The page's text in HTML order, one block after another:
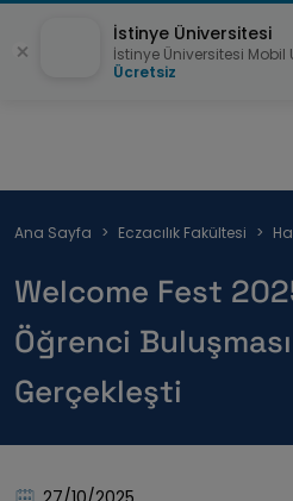
Sayfa
Ana Sayfa Eczacılık Fakültesi
Welcome Fest
Öğrenci
Gerçekleşti
İstinye Üniversitesi
İstinye Üniversitesi Mobil
Ücretsiz